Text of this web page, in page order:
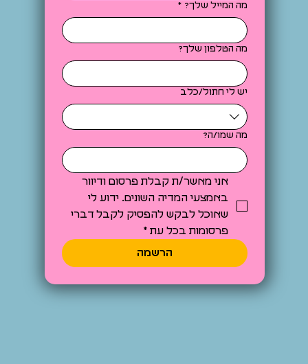
מה המייל שלך? *
מה הטלפון שלך?
יש לי חתול/כלב
מה שמו/ה?
אני מאשר/ת קבלת פרסום ודיוור
באמצעי המדיה השונים. ידוע לי
שאוכל לבקש להפסיק לקבל דברי
פרסומות בכל עת *
הרשמה